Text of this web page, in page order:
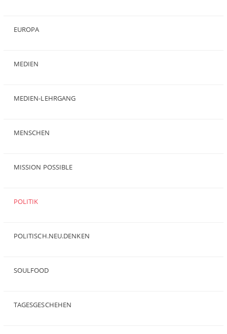
EUROPA
MEDIEN
MEDIEN-LEHRGANG
MENSCHEN
MISSION POSSIBLE
POLITIK
POLITISCH.NEU.DENKEN
SOULFOOD
TAGESGESCHEHEN